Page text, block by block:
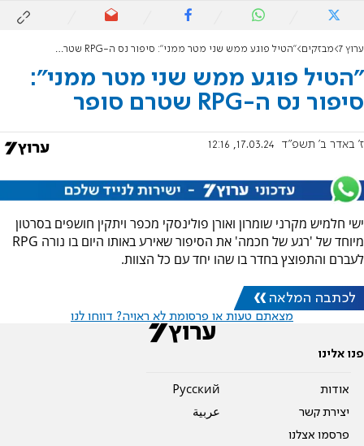
ערוץ 7 מבזקים "הטיל פוגע ממש שני מטר ממני": סיפור נס ה-RPG שטרם סופר
"הטיל פוגע ממש שני מטר ממני":
סיפור נס ה-RPG שטרם סופר
ז' באדר ב׳ תשפ"ד 17.03.24, 12:16
ישי חלמיש מקרני שומרון ואורן פולינסקי מכפר ויתקין חושפים בסרטון
מיוחד של 'רגע של חכמה' את הסיפור שאירע באותו היום בו נורה RPG
לעברם והתפוצץ בחדר בו שהו יחד עם כל הצוות.
לכתבה המלאה
מצאתם טעות או פרסומת לא ראויה? דווחו לנו
פנו אלינו
אודות
יצירת קשר
פרסמו אצלנו
Pусский
عربية